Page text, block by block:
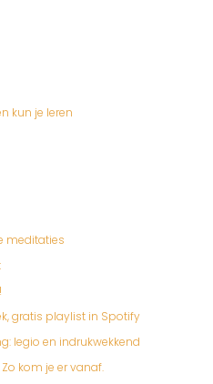
kun je leren
meditaties
gratis playlist in Spotify
legio en indrukwekkend
kom je er vanaf.